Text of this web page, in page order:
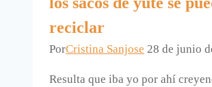
reciclar
PorCristina Sanjose 28 de junio
Resulta que iba yo por ahí